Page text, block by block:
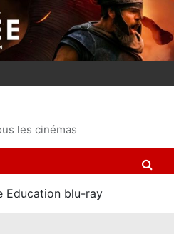
les cinémas
Education blu-ray